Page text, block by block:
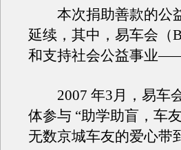
本次捐助善款的公益
延续，其中，易车会（
和支持社会公益事业
2007 年3月，易车会
体参与 “助学助盲，车
无数京城车友的爱心带